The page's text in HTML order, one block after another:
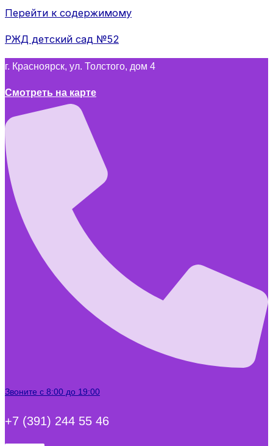
Перейти к содержимому
РЖД детский сад №52
г. Красноярск, ул. Толстого, дом 4
Смотреть на карте
Звоните с 8:00 до 19:00
+7 (391) 244 55 46